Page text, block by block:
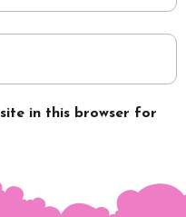
in this browser for